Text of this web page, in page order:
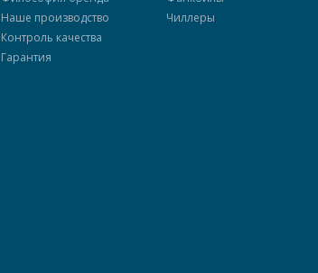
Наше производство
Контроль качества
Гарантия
Чиллеры